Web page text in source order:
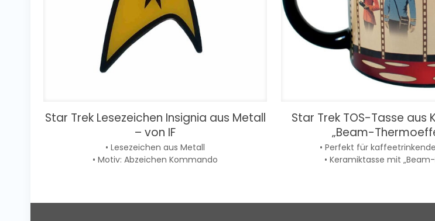
Star Trek Lesezeichen Insignia aus Metall
– von IF
• Lesezeichen aus Metall
• Motiv: Abzeichen Kommando
Star Trek TOS-Tasse aus
„Beam-
• Perfekt für
• Keramiktasse mit